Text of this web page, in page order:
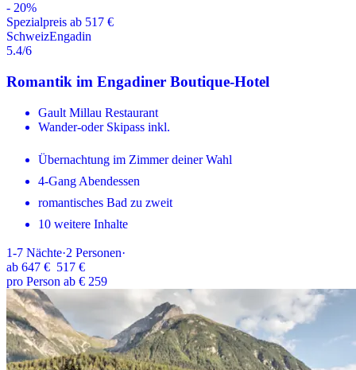
- 20%
Spezialpreis ab 517 €
SchweizEngadin
5.4/6
Romantik im Engadiner Boutique-Hotel
Gault Millau Restaurant
Wander-oder Skipass inkl.
Übernachtung im Zimmer deiner Wahl
4-Gang Abendessen
romantisches Bad zu zweit
10 weitere Inhalte
1-7 Nächte·2 Personen·
ab 647 € 517 €
pro Person ab € 259